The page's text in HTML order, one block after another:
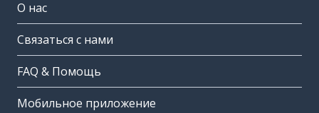
О нас
Связаться с нами
FAQ & Помощь
Мобильное приложение